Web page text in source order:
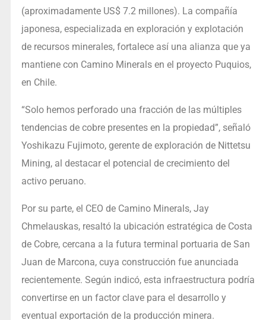
(aproximadamente US$ 7.2 millones). La compañía
japonesa, especializada en exploración y explotación
de recursos minerales, fortalece así una alianza que ya
mantiene con Camino Minerals en el proyecto Puquios,
en Chile.
“Solo hemos perforado una fracción de las múltiples
tendencias de cobre presentes en la propiedad”, señaló
Yoshikazu Fujimoto, gerente de exploración de Nittetsu
Mining, al destacar el potencial de crecimiento del
activo peruano.
Por su parte, el CEO de Camino Minerals, Jay
Chmelauskas, resaltó la ubicación estratégica de Costa
de Cobre, cercana a la futura terminal portuaria de San
Juan de Marcona, cuya construcción fue anunciada
recientemente. Según indicó, esta infraestructura podría
convertirse en un factor clave para el desarrollo y
eventual exportación de la producción minera.